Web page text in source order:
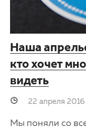
Наша
кто хочет
видеть
22 апреля 2016
Мы поняли со